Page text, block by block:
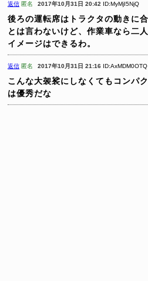
返信 匿名 2017年10月31日 20:42 ID:MyMjI5NjQ
後ろの運転席はトラクタの動きに
とは言わないけど、作業車なら二
イメージはできるわ。
返信 匿名 2017年10月31日 21:16 ID:AxMDM0OTQ
こんな大袈裟にしなくてもコンパ
は優秀だな